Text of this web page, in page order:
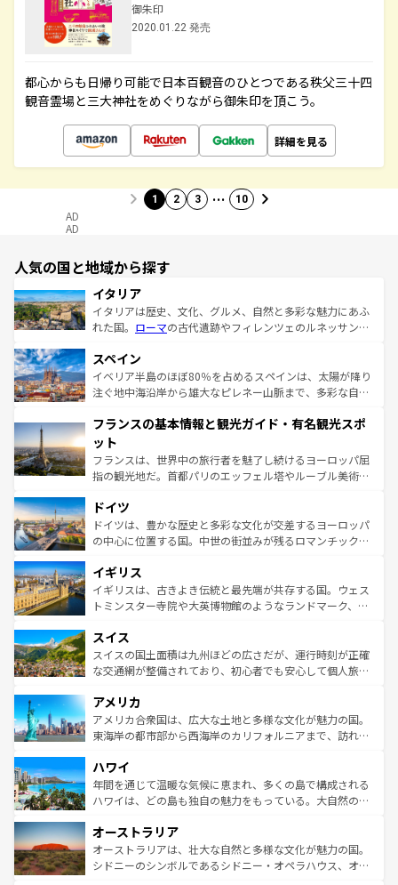
御朱印
2020.01.22 発売
都心からも日帰り可能で日本百観音のひとつである秩父三十四
観音霊場と三大神社をめぐりながら御朱印を頂こう。
詳細を見る
1 2 3 … 10
AD
AD
人気の国と地域から探す
イタリア
イタリアは歴史、文化、グルメ、自然と多彩な魅力にあふ
れた国。 ローマの古代遺跡やフィレンツェのルネッサンス
ろん、トスカーナの美しい田園風景やアマルフィ海岸の絶
景など、自然景観も見逃せない。観光の合間には、本場の
ピザやパスタなど、絶品のイタリア料理を堪能することも
ませてくれるイタリアで、忘れられない旅をしてみよう！
なお、新着のイタリア情報は
しい。
スペイン
イベリア半島のほぼ80％を占めるスペインは、太陽が降り
注ぐ地中海沿岸から雄大なピレネー山脈まで、多彩な自然
文化が根付くこの国では、情熱的なフラメンコ、熱気あふ
れる闘牛、そして美味しいタパスが生活の一部となってい
る。首都マドリードの洗練された雰囲気や、バルセロナの
アートに溢れた街角から、地方では古代ローマ遺跡や中世
せる。地方によって風土や気候が異なるスペインはその個
性で訪れる人を魅了する。 なお、新着のスペイン情報は コ
ンテンツ一覧を参照してほしい。
フランスの基本情報と観光ガイド・有名観光スポ
ット
フランスは、世界中の旅行者を魅了し続けるヨーロッパ屈
指の観光地だ。首都パリのエッフェル塔やルーブル美術館
で、幅広い魅力が詰まっている。華麗な宮殿、歴史的な大
聖堂、美しいビーチ、そして豊かな自然が、訪れる者を心
から魅了する。また、フランスは美食の国としても知ら
いる。シャンパンの発祥地であるランス、プロヴァンスの
香り高いラベンダー畑など、多彩な楽しみ方が可能だ。さ
らに、パリ以外の地域にも魅力が溢れており、どの街角に
れる地方に足を運ぶとそれぞれで全く異なる文化を体験で
きるだろう。 なお、新着のフランス情報はコンテンツ一覧
を参照してほしい。
ドイツ
ドイツは、豊かな歴史と多彩な文化が交差するヨーロッパ
の中心に位置する国。中世の街並みが残るロマンチック街
顔を持つこの国は、どこを歩いても飽きることがない。ベ
ルリンの文化的活気、バイエルン州のアルプスの絶景、そ
してライン川沿いのワイン畑といった風景は必見。ビール
は、お酒好きな人にはぜひ体験してほしい。 なお、新着の
ドイツ情報はコンテンツ一覧を参照してほしい。
イギリス
イギリスは、古きよき伝統と最先端が共存する国。ウェス
トミンスター寺院や大英博物館のようなランドマーク、歴
リアごとに異なる魅力がある。また、優雅なアフタヌーン
ティー、ビール好きにはたまらない英国パブ、サッカー観
戦など、本場だからこそできる体験も豊富。イギリスを旅
ンツ一覧を参照してほしい。
スイス
スイスの国土面積は九州ほどの広さだが、運行時刻が正確
な交通網が整備されており、初心者でも安心して個人旅行
の建物がそのまま残る町や、スイスならではのユニークな
博物館もあり、アルプス観光だけでなく町歩きも満喫する
ことができる。国民の所得が高いため物価も高いが、旅行
ば市内交通費無料で観光を楽しむこともできる。 なお、新
着のスイス情報はコンテンツ一覧 を参照してほしい。
アメリカ
アメリカ合衆国は、広大な土地と多様な文化が魅力の国。
東海岸の都市部から西海岸のカリフォルニアまで、訪れる
のような巨大都市は、観光、ショッピング、エンターテイ
ンメントが詰まった刺激的なスポットだ。一方、アメリカ
西部には大自然が広がり、グランドキャニオンやイエロー
部のニューオーリンズでは、音楽と美食が融合した独特の
文化が魅力。旅行者はアメリカの各地域で異なる魅力を楽
しみながら、その多様性と豊かな歴史を感じることができ
ハワイ
年間を通じて温暖な気候に恵まれ、多くの島で構成される
ハワイは、どの島も独自の魅力をもっている。大自然の神
ワイ島は見逃せない。また、定番の観光地といえばオアフ
島だが、静かな自然を求めるならマウイ島やカウアイ島が
おすすめ。エメラルドグリーンに輝く海をはじめ、豊かな
オーストラリア
オーストラリアは、壮大な自然と多様な文化が魅力の国。
シドニーのシンボルであるシドニー・オペラハウス、オー